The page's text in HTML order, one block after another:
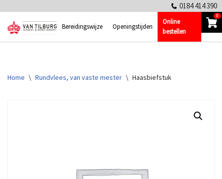
Ga
0184 414 390
Bereidingswijze Openingstijden
Online
bestellen
0
Home \ Rundvlees, van vaste mester \ Haasbiefstuk